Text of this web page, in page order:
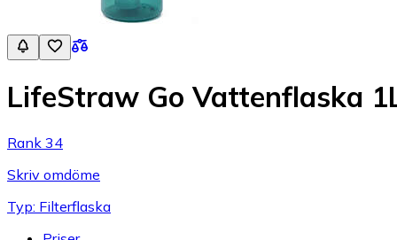
LifeStraw Go Vattenflaska
Rank 34
Skriv omdöme
Typ: Filterflaska